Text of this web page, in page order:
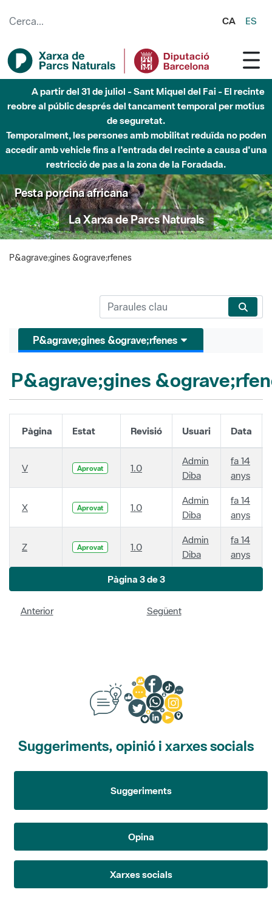
CA ES
A partir del 31 de juliol - Sant Miquel del Fai - El recinte
reobre al públic després del tancament temporal per motius
de seguretat.
Temporalment, les persones amb mobilitat reduïda no poden
accedir amb vehicle fins a l'entrada del recinte a causa d'una
restricció de pas a la zona de la Foradada.
Pesta porcina africana
La Xarxa de Parcs Naturals
P&agrave;gines &ograve;rfenes
P&agrave;gines &ograve;rfenes
P&agrave;gines
Pàgina Estat Revisió Usuari Data
V Aprovat 1.0
Admin
Diba
fa 14
anys
X Aprovat 1.0
Admin
Diba
fa 14
anys
Z Aprovat 1.0
Admin
Diba
fa 14
anys
Pàgina 3 de 3
Anterior Següent
Suggeriments, opinió i xarxes socials
Suggeriments
Opina
Xarxes socials